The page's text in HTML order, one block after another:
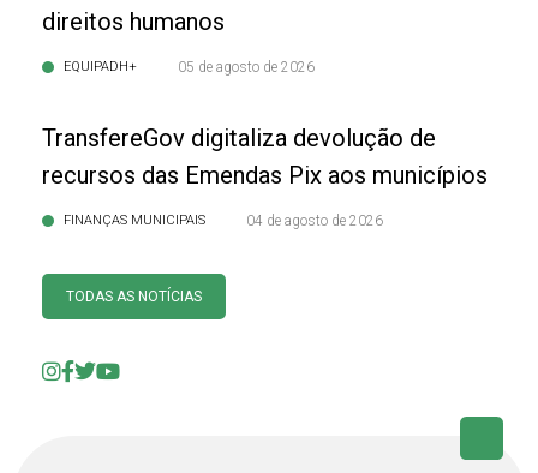
direitos humanos
EQUIPADH+ 05 de agosto de 2026
TransfereGov digitaliza devolução de
recursos das Emendas Pix aos municípios
FINANÇAS MUNICIPAIS 04 de agosto de 2026
TODAS AS NOTÍCIAS